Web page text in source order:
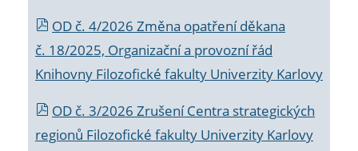
OD č. 4/2026 Změna opatření děkana
č. 18/2025, Organizační a provozní řád
Knihovny Filozofické fakulty Univerzity Karlovy
OD č. 3/2026 Zrušení Centra strategických
regionů Filozofické fakulty Univerzity Karlovy